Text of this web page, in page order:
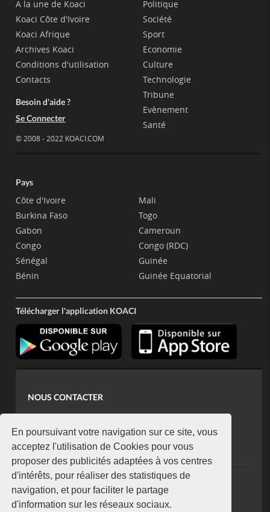
En poursuivant votre navigation sur ce site, vous
acceptez l'utilisation de Cookies pour vous
proposer des publicités adaptées à vos centres
d'intérêts, pour réaliser des statistiques de
navigation, et pour faciliter le partage
d'information sur les réseaux sociaux.
A la une de Koaci
Koaci Côte d'Ivoire
Koaci Afrique
Archives Koaci
Conditions d'utilisation
Contacts
Besoin d'aide ?
Se Connecter
© 2008 - 2022 KOACI.COM
Politique
Société
Sport
Economie
Culture
Technologie
Tribune
Evènement
Santé
Pays
Côte d'Ivoire
Burkina Faso
Gabon
Congo
Sénégal
Bénin
Mali
Togo
Cameroun
Congo (RDC)
Guinée
Guinée Equatorial
Télécharger l'application KOACI
NOUS CONTACTER
koaci@yahoo.fr
+225 07 08 85 52 93
NEWSLETTER
Restez connecté via notre newsletter